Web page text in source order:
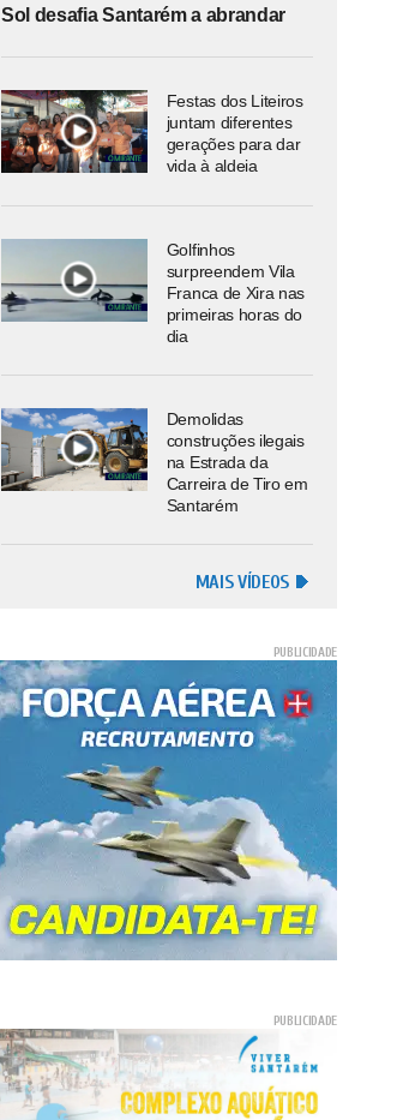
Sol desafia Santarém a abrandar
Festas dos Liteiros
juntam diferentes
gerações para dar
vida à aldeia
Golfinhos
surpreendem Vila
Franca de Xira nas
primeiras horas do
dia
Demolidas
construções ilegais
na Estrada da
Carreira de Tiro em
Santarém
MAIS VÍDEOS